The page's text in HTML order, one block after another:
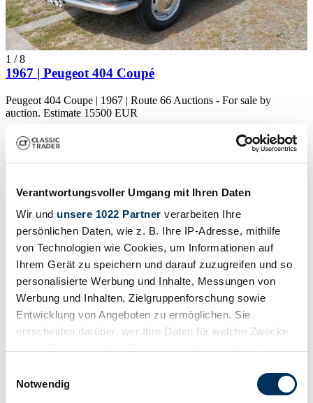
Verantwortungsvoller Umgang mit Ihren Daten
Wir und unsere 1022 Partner verarbeiten Ihre
persönlichen Daten, wie z. B. Ihre IP-Adresse, mithilfe
von Technologien wie Cookies, um Informationen auf
Ihrem Gerät zu speichern und darauf zuzugreifen und so
personalisierte Werbung und Inhalte, Messungen von
Werbung und Inhalten, Zielgruppenforschung sowie
Entwicklung von Angeboten zu ermöglichen. Sie
entscheiden darüber, wer Ihre Daten für welche Zwecke
Trigger Symbol ändern oder widerrufen
Notwendig
1 /8
1967 | Peugeot 404 Coupé
Peugeot 404 Coupe | 1967 | Route 66 Auctions - For sale by
auction. Estimate 15500 EUR
Auction vehicle
Auction house
Body style